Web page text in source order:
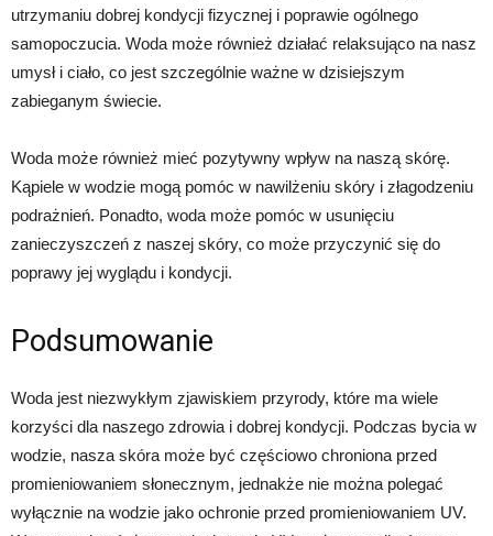
utrzymaniu dobrej kondycji fizycznej i poprawie ogólnego
samopoczucia. Woda może również działać relaksująco na nasz
umysł i ciało, co jest szczególnie ważne w dzisiejszym
zabieganym świecie.
Woda może również mieć pozytywny wpływ na naszą skórę.
Kąpiele w wodzie mogą pomóc w nawilżeniu skóry i złagodzeniu
podrażnień. Ponadto, woda może pomóc w usunięciu
zanieczyszczeń z naszej skóry, co może przyczynić się do
poprawy jej wyglądu i kondycji.
Podsumowanie
Woda jest niezwykłym zjawiskiem przyrody, które ma wiele
korzyści dla naszego zdrowia i dobrej kondycji. Podczas bycia w
wodzie, nasza skóra może być częściowo chroniona przed
promieniowaniem słonecznym, jednakże nie można polegać
wyłącznie na wodzie jako ochronie przed promieniowaniem UV.